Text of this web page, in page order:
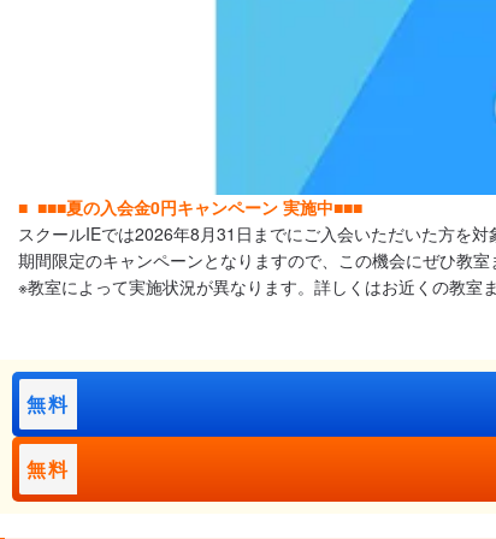
■■■夏の入会金0円キャンペーン 実施中■■■
スクールIEでは2026年8月31日までにご入会いただいた方を
期間限定のキャンペーンとなりますので、この機会にぜひ教室
※教室によって実施状況が異なります。詳しくはお近くの教室
無料
無料